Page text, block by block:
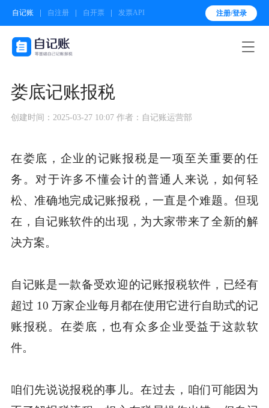
自记账 自注册 自开票 发票API 注册/登录

娄底记账报税
创建时间：2025-03-27 10:07 作者：自记账运营部
在娄底，企业的记账报税是一项至关重要的任
务。对于许多不懂会计的普通人来说，如何轻
松、准确地完成记账报税，一直是个难题。但现
在，自记账软件的出现，为大家带来了全新的解
决方案。
自记账是一款备受欢迎的记账报税软件，已经有
超过 10 万家企业每月都在使用它进行自助式的记
账报税。在娄底，也有众多企业受益于这款软
件。
咱们先说说报税的事儿。在过去，咱们可能因为